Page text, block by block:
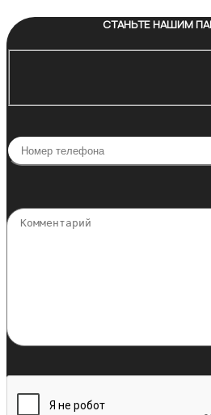
СТАНЬТЕ НАШИМ